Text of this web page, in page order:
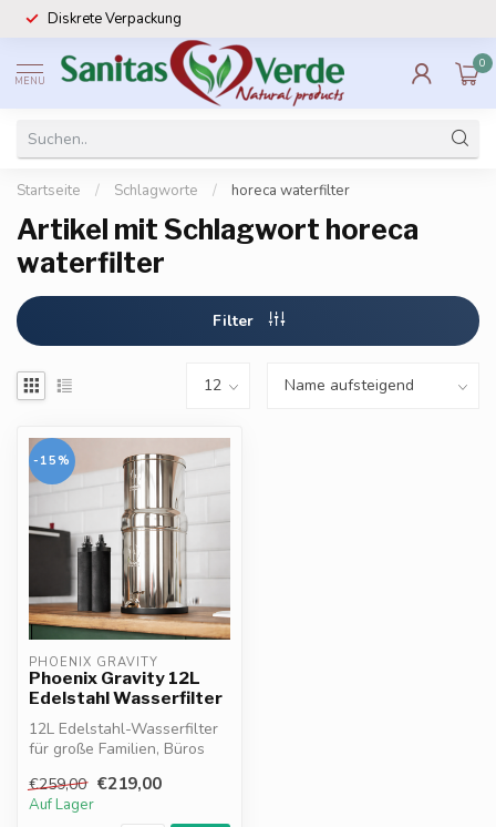
Diskrete Verpackung
MENU
0
Startseite / Schlagworte / horeca waterfilter
Artikel mit Schlagwort horeca
waterfilter
Filter
-15%
PHOENIX GRAVITY
Phoenix Gravity 12L
Edelstahl Wasserfilter
12L Edelstahl-Wasserfilter
für große Familien, Büros
PFAS...
€259,00 €219,00
Auf Lager